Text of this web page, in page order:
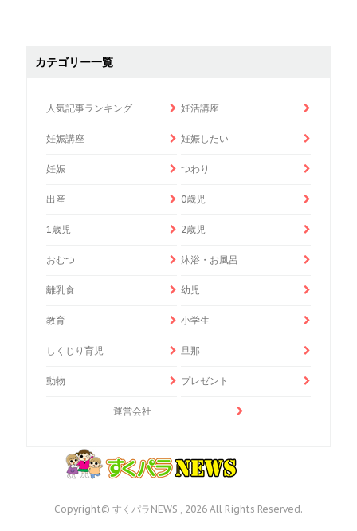
カテゴリー一覧
人気記事ランキング 妊活講座
妊娠講座 妊娠したい
妊娠 つわり
出産 0歳児
1歳児 2歳児
おむつ 沐浴・お風呂
離乳食 幼児
教育 小学生
しくじり育児 旦那
動物 プレゼント
運営会社
Copyright© すくパラNEWS , 2026 All Rights Reserved.